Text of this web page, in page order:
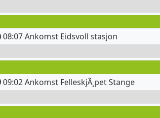
08:07 Ankomst Eidsvoll stasjon
09:02 Ankomst FelleskjÃ¸pet Stange